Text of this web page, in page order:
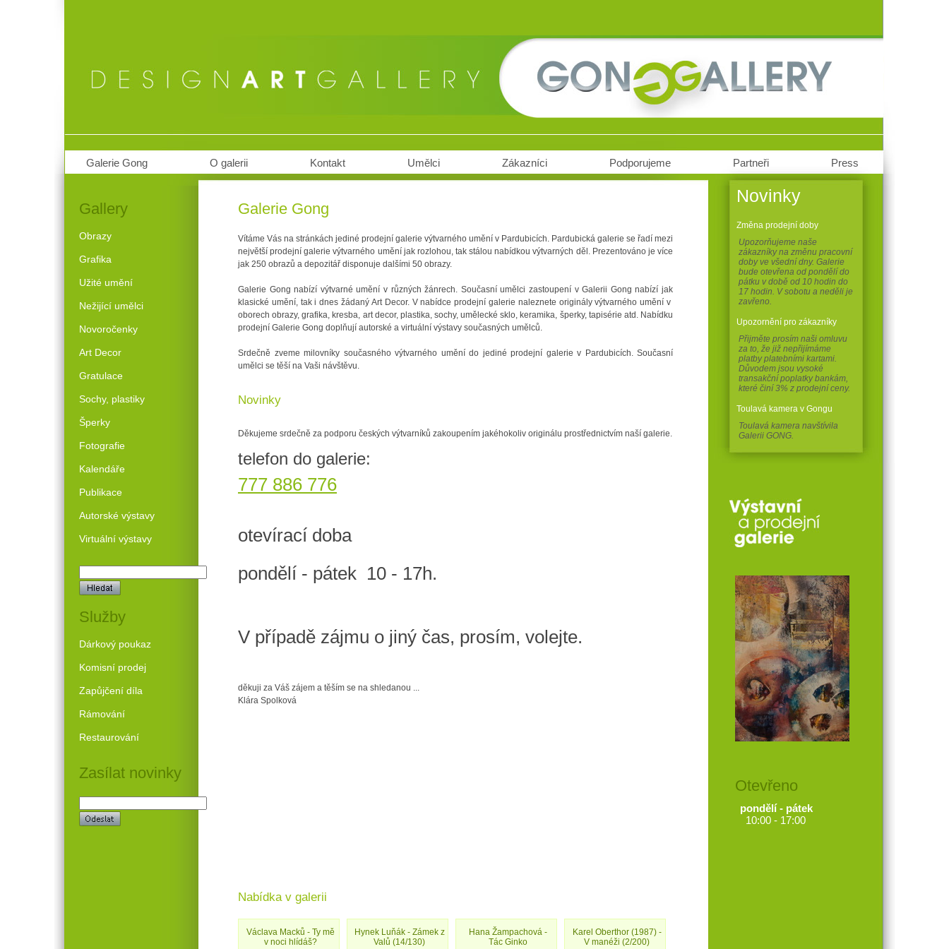
Galerie Gong O galerii Kontakt Umělci Zákazníci Podporujeme Partneři Press
Gallery
Obrazy
Grafika
Užité umění
Nežijící umělci
Novoročenky
Art Decor
Gratulace
Sochy, plastiky
Šperky
Fotografie
Kalendáře
Publikace
Autorské výstavy
Virtuální výstavy
Služby
Dárkový poukaz
Komisní prodej
Zapůjčení díla
Rámování
Restaurování
Zasílat novinky
Galerie Gong
Vítáme Vás na stránkách jediné prodejní galerie výtvarného umění v Pardubicích. Pardubická galerie se řadí mezi
největší prodejní galerie výtvarného umění jak rozlohou, tak stálou nabídkou výtvarných děl. Prezentováno je více
jak 250 obrazů a depozitář disponuje dalšími 50 obrazy.
Galerie Gong nabízí výtvarné umění v různých žánrech. Současní umělci zastoupení v Galerii Gong nabízí jak
klasické umění, tak i dnes žádaný Art Decor. V nabídce prodejní galerie naleznete originály výtvarného umění v
oborech obrazy, grafika, kresba, art decor, plastika, sochy, umělecké sklo, keramika, šperky, tapisérie atd. Nabídku
prodejní Galerie Gong doplňují autorské a virtuální výstavy současných umělců.
Srdečně zveme milovníky současného výtvarného umění do jediné prodejní galerie v Pardubicích. Současní
umělci se těší na Vaši návštěvu.
Novinky
Děkujeme srdečně za podporu českých výtvarníků zakoupením jakéhokoliv originálu prostřednictvím naší galerie.
telefon do galerie:
777 886 776
otevírací doba
pondělí - pátek 10 - 17h.
V případě zájmu o jiný čas, prosím, volejte.
děkuji za Váš zájem a těším se na shledanou ...
Klára Spolková
Nabídka v galerii
Václava Macků - Ty mě
v noci hlídáš?
Hynek Luňák - Zámek z
Valů (14/130)
Hana Žampachová -
Tác Ginko
Karel Oberthor (1987) -
V manéži (2/200)
Novinky
Změna prodejní doby
Upozorňujeme naše
zákazníky na změnu pracovní
doby ve všední dny. Galerie
bude otevřena od pondělí do
pátku v době od 10 hodin do
17 hodin. V sobotu a neděli je
zavřeno.
Upozornění pro zákazníky
Přijměte prosím naši omluvu
za to, že již nepřijímáme
platby platebními kartami.
Důvodem jsou vysoké
transakční poplatky bankám,
které činí 3% z prodejní ceny.
Toulavá kamera v Gongu
Toulavá kamera navštívila
Galerii GONG.
Otevřeno
pondělí - pátek
10:00 - 17:00